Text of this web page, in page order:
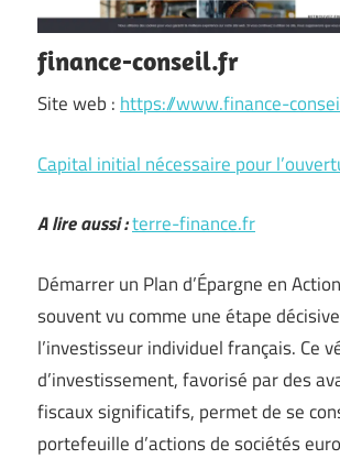
finance-conseil.fr
Site web : https://www.finance-
Capital initial nécessaire pour
A lire aussi :terre-finance.fr
Démarrer un Plan d’Épargne en
souvent vu comme une étape
l’investisseur individuel français. Ce
d’investissement, favorisé par des
fiscaux significatifs, permet de se
portefeuille d’actions de sociétés